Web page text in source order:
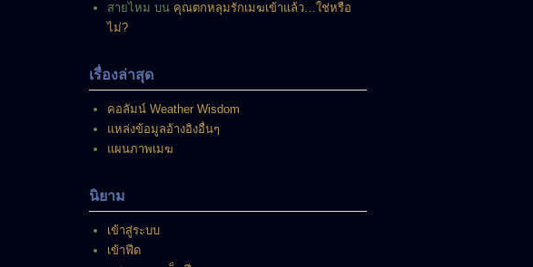
สายไหม บน คุณตกหลุมรักเมฆเข้าแล้ว…ใช่หรือ
ไม่?
เรื่องล่าสุด
คอลัมน์ Weather Wisdom
แหล่งข้อมูลอ้างอิงอื่นๆ
แผนภาพเมฆ
นิยาม
เข้าสู่ระบบ
เข้าฟีด